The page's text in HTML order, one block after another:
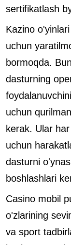
sertifikatlash
Kazino
uchun
bormoqda.
dasturning
uchun
kerak. Ular
uchun
dasturni
boshlashlari
Casino mobil
o'zlarining
va sport